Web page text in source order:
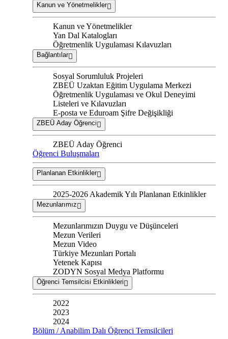
Kanun ve Yönetmelikler
Kanun ve Yönetmelikler
Yan Dal Katalogları
Öğretmenlik Uygulaması Kılavuzları
Bağlantılar
Sosyal Sorumluluk Projeleri
ZBEÜ Uzaktan Eğitim Uygulama Merkezi
Öğretmenlik Uygulaması ve Okul Deneyimi
Listeleri ve Kılavuzları
E-posta ve Eduroam Şifre Değişikliği
ZBEÜ Aday Öğrenci
ZBEÜ Aday Öğrenci
Öğrenci Buluşmaları
Planlanan Etkinlikler
2025-2026 Akademik Yılı Planlanan Etkinlikler
Mezunlarımız
Mezunlarımızın Duygu ve Düşünceleri
Mezun Verileri
Mezun Video
Türkiye Mezunları Portalı
Yetenek Kapısı
ZODYN Sosyal Medya Platformu
Öğrenci Temsilcisi Etkinlikleri
2022
2023
2024
Bölüm / Anabilim Dalı Öğrenci Temsilcileri